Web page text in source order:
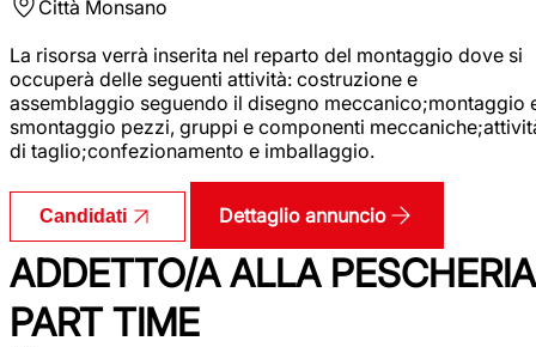
Città Monsano
La risorsa verrà inserita nel reparto del montaggio dove si
occuperà delle seguenti attività: costruzione e
assemblaggio seguendo il disegno meccanico;montaggio
smontaggio pezzi, gruppi e componenti
di taglio;confezionamento e imballaggio.
Candidati Dettaglio annuncio
ADDETTO/A ALLA PESCHERIA
PART TIME